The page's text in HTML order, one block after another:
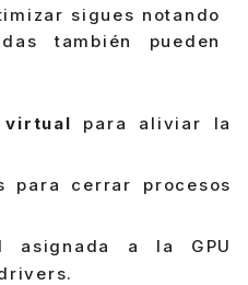
sigues notando
también pueden
virtual para aliviar la
para cerrar procesos
asignada a la GPU